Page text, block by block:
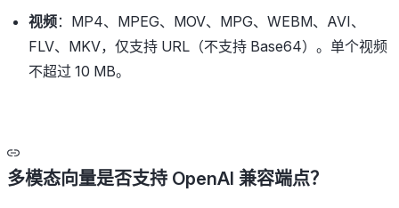
视频：MP4、MPEG、MOV、MPG、WEBM、AVI、
FLV、MKV，仅支持 URL（不支持 Base64）。单个视频
不超过 10 MB。
多模态向量是否支持 OpenAI 兼容端点？